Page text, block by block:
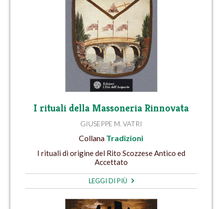
I rituali della Massoneria Rinnovata
GIUSEPPE M. VATRI
Collana Tradizioni
I rituali di origine del Rito Scozzese Antico ed
Accettato
LEGGI DI PIÙ